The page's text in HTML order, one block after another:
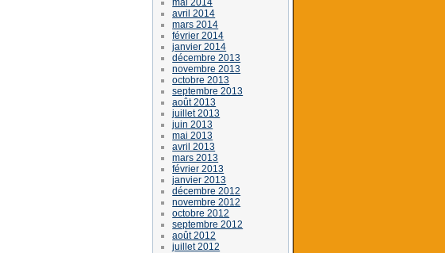
avril 2014
mars 2014
février 2014
janvier 2014
décembre 2013
novembre 2013
octobre 2013
septembre 2013
août 2013
juillet 2013
juin 2013
mai 2013
avril 2013
mars 2013
février 2013
janvier 2013
décembre 2012
novembre 2012
octobre 2012
septembre 2012
août 2012
juillet 2012